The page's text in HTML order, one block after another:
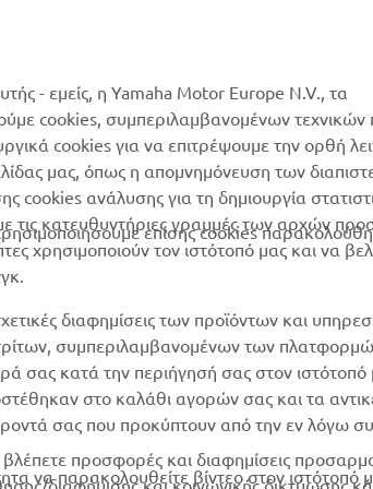
Global
διαχείριση των
χρησιμοποιημένων
μπαταριών
- εμείς, η Yamaha Motor Europe N.V., τα
cookies, συμπεριλαμβανομένων
cookies για να επιτρέψουμε την ορθή
μας, όπως η απομνημόνευση των
cookies ανάλυσης για τη δημιουργία
κατευθυντήριες γραμμές των αρχών
χρησιμοποιούν τον ιστότοπό μας και να
επίσης cookies
διαφημίσεις των προϊόντων και
συμπεριλαμβανομένων των
σας κατά την περιήγησή σας στον
στο καλάθι αγορών σας και τα
σας που προκύπτουν από την εν λόγω
να παρακολουθείτε βίντεο στον ιστότοπό
βλέπετε προσφορές και διαφημίσεις
διαφήμισης και κοινωνικής δικτύωσης